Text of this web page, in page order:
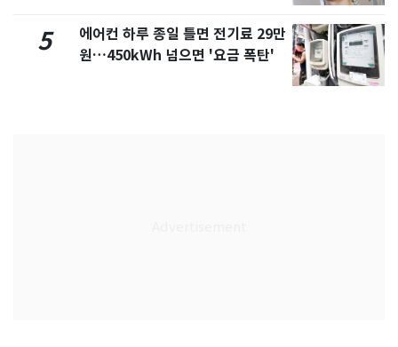
5
에어컨 하루 종일 틀면 전기료 29만
원…450kWh 넘으면 '요금 폭탄'